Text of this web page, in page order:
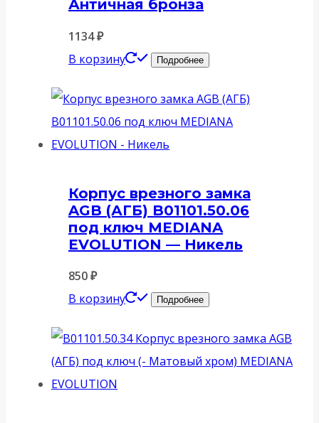
Античная бронза
1134₽
В корзину
Подробнее
Корпус врезного замка
AGB (АГБ) B01101.50.06
под ключ MEDIANA
EVOLUTION — Никель
850₽
В корзину
Подробнее